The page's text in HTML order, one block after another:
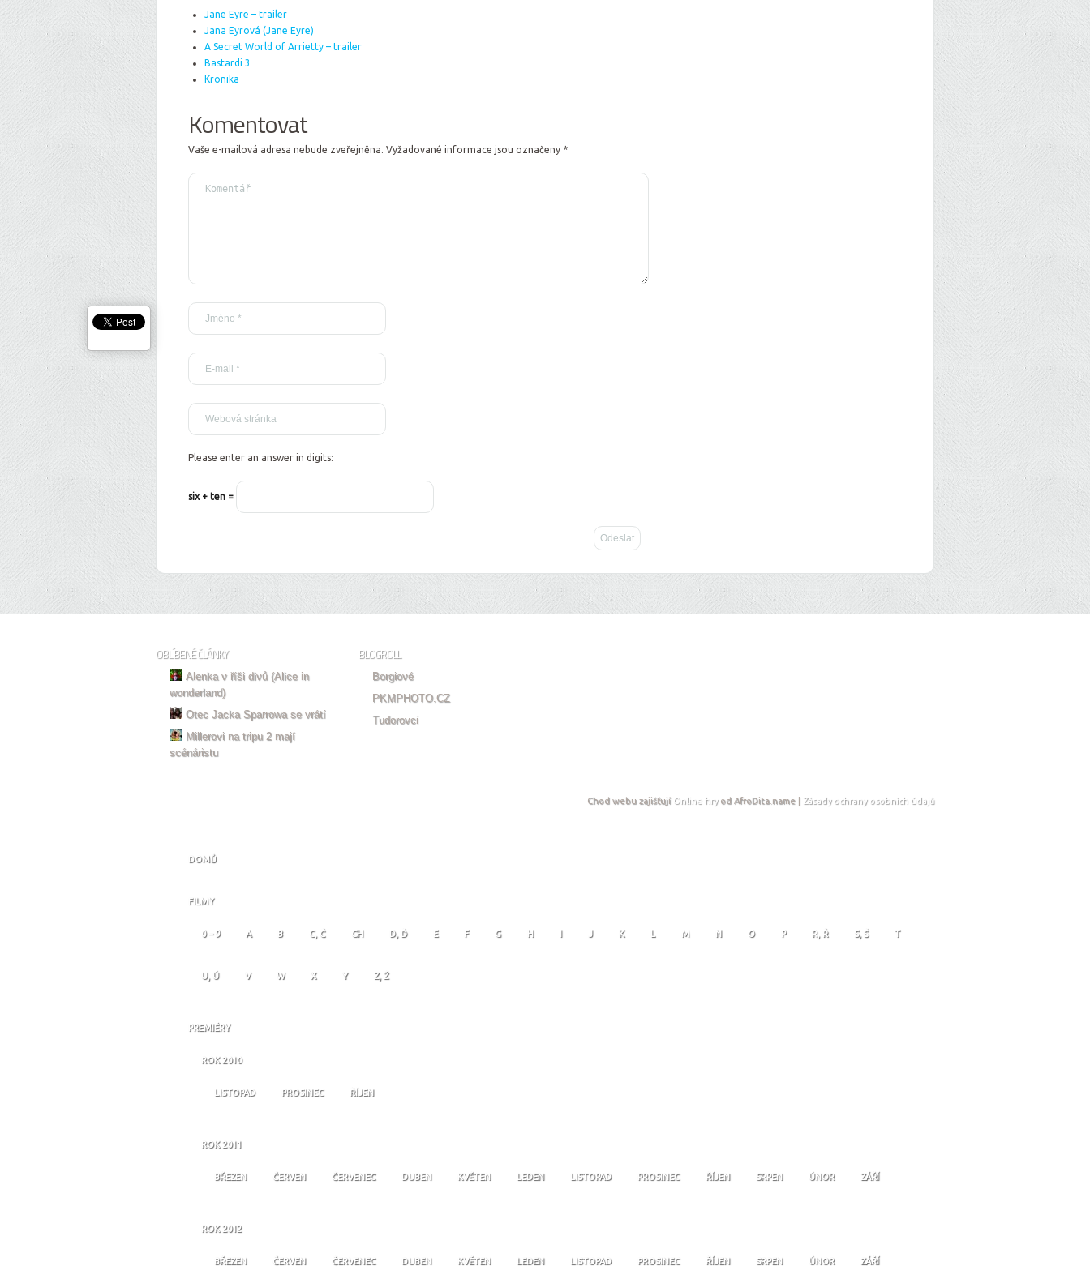
Jane Eyre – trailer
Jana Eyrová (Jane Eyre)
A Secret World of Arrietty – trailer
Bastardi 3
Kronika
Komentovat
Vaše e-mailová adresa nebude zveřejněna. Vyžadované informace jsou označeny *
Please enter an answer in digits:
six + ten =
OBLÍBENÉ ČLÁNKY
Alenka v říši divů (Alice in
wonderland)
Otec Jacka Sparrowa se vrátí
Millerovi na tripu 2 mají
scénáristu
BLOGROLL
Borgiové
PKMPHOTO.CZ
Tudorovci
Chod webu zajišťují Online hryod AfroDita.name | Zásady ochrany osobních údajů
DOMŮ
FILMY
0 – 9 A B C, Č CH D, Ď E F G H I J K L M N O P R, Ř S, Š T
U, Ú V W X Y Z, Ž
PREMIÉRY
ROK 2010
LISTOPAD PROSINEC ŘÍJEN
ROK 2011
BŘEZEN ČERVEN ČERVENEC DUBEN KVĚTEN LEDEN LISTOPAD PROSINEC ŘÍJEN SRPEN ÚNOR ZÁŘÍ
ROK 2012
BŘEZEN ČERVEN ČERVENEC DUBEN KVĚTEN LEDEN LISTOPAD PROSINEC ŘÍJEN SRPEN ÚNOR ZÁŘÍ